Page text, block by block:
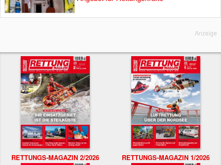
Anzeige
RETTUNGS-MAGAZIN 2/2026 RETTUNGS-MAGAZIN 1/2026